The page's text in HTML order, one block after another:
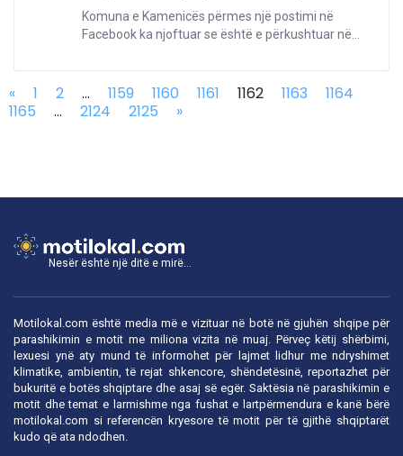
Komuna e Kamenicës përmes një postimi në
Facebook ka njoftuar se është e përkushtuar në...
« 1 2 ... 1159 1160 1161 1162 1163
1164
1165
... 2124 2125 »
Nesër është një ditë e mirë...
Motilokal.com është media më e vizituar në botë në gjuhën shqipe për
parashikimin e motit me miliona vizita në muaj. Përveç këtij shërbimi,
lexuesi ynë aty mund të informohet për lajmet lidhur me ndryshimet
klimatike, ambientin, të rejat shkencore, shëndetësinë, reportazhet për
bukuritë e botës shqiptare dhe asaj së egër. Saktësia në parashikimin e
motit dhe temat e larmishme nga fushat e lartpërmendura e kanë bërë
motilokal.com si referencën kryesore të motit për të gjithë shqiptarët
kudo që ata ndodhen.